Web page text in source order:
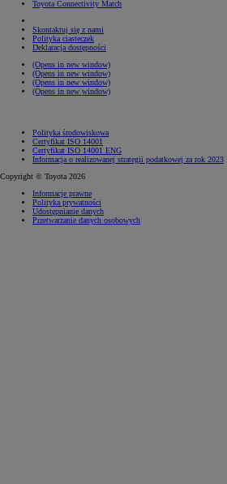
Toyota Connectivity Match
Skontaktuj się z nami
Polityka ciasteczek
Deklaracja dostępności
(Opens in new window)
(Opens in new window)
(Opens in new window)
(Opens in new window)
Polityka środowiskowa
Certyfikat ISO 14001
Certyfikat ISO 14001 ENG
Informacja o realizowanej strategii podatkowej za rok 2023
Copyright © Toyota 2026
Informacje prawne
Polityka prywatności
Udostępnianie danych
Przetwarzanie danych osobowych